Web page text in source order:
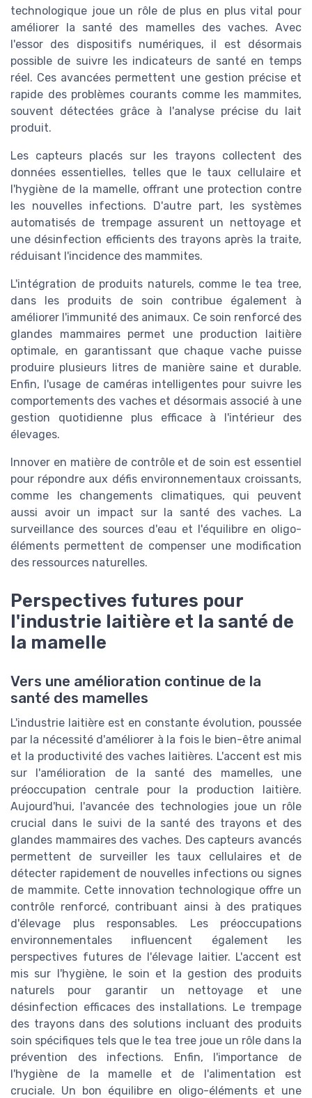
technologique joue un rôle de plus en plus vital pour
améliorer la santé des mamelles des vaches. Avec
l'essor des dispositifs numériques, il est désormais
possible de suivre les indicateurs de santé en temps
réel. Ces avancées permettent une gestion précise et
rapide des problèmes courants comme les mammites,
souvent détectées grâce à l'analyse précise du lait
produit.
Les capteurs placés sur les trayons collectent des
données essentielles, telles que le taux cellulaire et
l'hygiène de la mamelle, offrant une protection contre
les nouvelles infections. D'autre part, les systèmes
automatisés de trempage assurent un nettoyage et
une désinfection efficients des trayons après la traite,
réduisant l'incidence des mammites.
L'intégration de produits naturels, comme le tea tree,
dans les produits de soin contribue également à
améliorer l'immunité des animaux. Ce soin renforcé des
glandes mammaires permet une production laitière
optimale, en garantissant que chaque vache puisse
produire plusieurs litres de manière saine et durable.
Enfin, l'usage de caméras intelligentes pour suivre les
comportements des vaches et désormais associé à une
gestion quotidienne plus efficace à l'intérieur des
élevages.
Innover en matière de contrôle et de soin est essentiel
pour répondre aux défis environnementaux croissants,
comme les changements climatiques, qui peuvent
aussi avoir un impact sur la santé des vaches. La
surveillance des sources d'eau et l'équilibre en oligo-
éléments permettent de compenser une modification
des ressources naturelles.
Perspectives futures pour
l'industrie laitière et la santé de
la mamelle
Vers une amélioration continue de la
santé des mamelles
L'industrie laitière est en constante évolution, poussée
par la nécessité d'améliorer à la fois le bien-être animal
et la productivité des vaches laitières. L'accent est mis
sur l'amélioration de la santé des mamelles, une
préoccupation centrale pour la production laitière.
Aujourd'hui, l'avancée des technologies joue un rôle
crucial dans le suivi de la santé des trayons et des
glandes mammaires des vaches. Des capteurs avancés
permettent de surveiller les taux cellulaires et de
détecter rapidement de nouvelles infections ou signes
de mammite. Cette innovation technologique offre un
contrôle renforcé, contribuant ainsi à des pratiques
d'élevage plus responsables. Les préoccupations
environnementales influencent également les
perspectives futures de l'élevage laitier. L'accent est
mis sur l'hygiène, le soin et la gestion des produits
naturels pour garantir un nettoyage et une
désinfection efficaces des installations. Le trempage
des trayons dans des solutions incluant des produits
soin spécifiques tels que le tea tree joue un rôle dans la
prévention des infections. Enfin, l'importance de
l'hygiène de la mamelle et de l'alimentation est
cruciale. Un bon équilibre en oligo-éléments et une